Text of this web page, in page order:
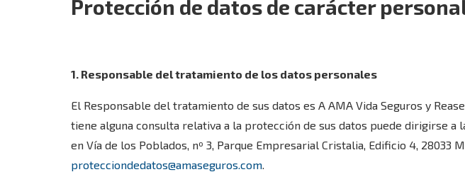
Protección de datos de carácter
1. Responsable del tratamiento de los datos personales
El Responsable del tratamiento de sus datos es A AMA Vida Seguros y
tiene alguna consulta relativa a la protección de sus datos puede dirigirse a
en Vía de los Poblados, nº 3, Parque Empresarial Cristalia, Edificio 4,
protecciondedatos@amaseguros.com.